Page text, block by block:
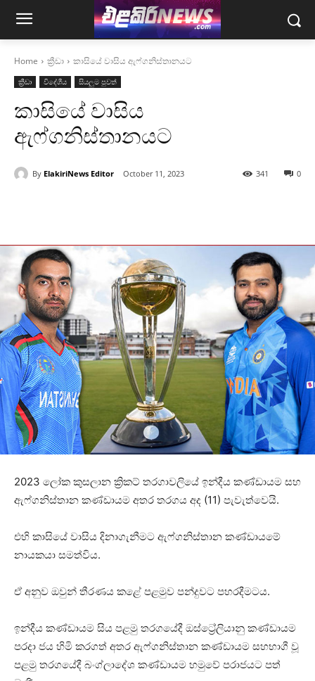
Home ක්‍රීඩා කාසියේ වාසිය ඇෆ්ගනිස්තානයට
ක්‍රීඩා විදේශීය සියලුම පුවත්
කාසියේ වාසිය
ඇෆ්ගනිස්තානයට
By ElakiriNews Editor October 11, 2023 0
341
2023 ලෝක කුසලාන ක්‍රිකට් තරගාවලියේ ඉන්දීය කණ්ඩායම සහ
ඇෆ්ගනිස්තාන කණ්ඩායම අතර තරගය අද (11) පැවැත්වෙයි.
එහි කාසියේ වාසිය දිනාගැනීමට ඇෆ්ගනිස්තාන කණ්ඩායමේ
නායකයා සමත්විය.
ඒ අනුව ඔවුන් තීරණය කළේ පළමුව පන්දුවට පහරදීමටය.
ඉන්දීය කණ්ඩායම සිය පළමු තරගයේදී ඔස්ට්‍රේලියානු කණ්ඩායම
පරදා ජය හිමි කරගත් අතර ඇෆ්ගනිස්තාන කණ්ඩායම සහභාගී වූ
පළමු තරගයේදී බංග්ලාදේශ කණ්ඩායම හමුවේ පරාජයට පත්